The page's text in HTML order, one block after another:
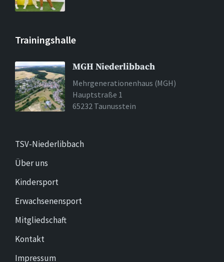
Trainingshalle
MGH Niederlibbach
Mehrgenerationenhaus (MGH)
Hauptstraße 1
65232 Taunusstein
TSV-Niederlibbach
Über uns
Kindersport
Erwachsenensport
Mitgliedschaft
Kontakt
Impressum